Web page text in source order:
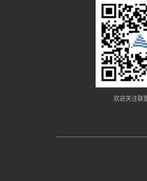
欢迎关注联